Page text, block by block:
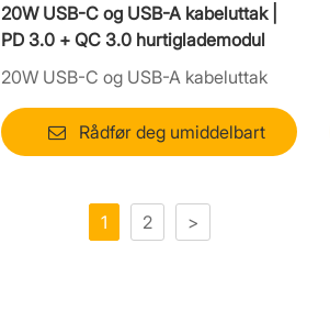
20W USB-C og USB-A kabeluttak |
PD 3.0 + QC 3.0 hurtiglademodul
20W USB-C og USB-A kabeluttak
Rådfør deg umiddelbart
1 2 >